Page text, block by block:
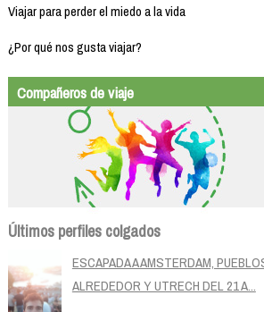
Viajar para perder el miedo a la vida
¿Por qué nos gusta viajar?
Compañeros de viaje
Últimos perfiles colgados
ESCAPADA A AMSTERDAM,
ALREDEDOR Y UTRECH DEL 21 A...